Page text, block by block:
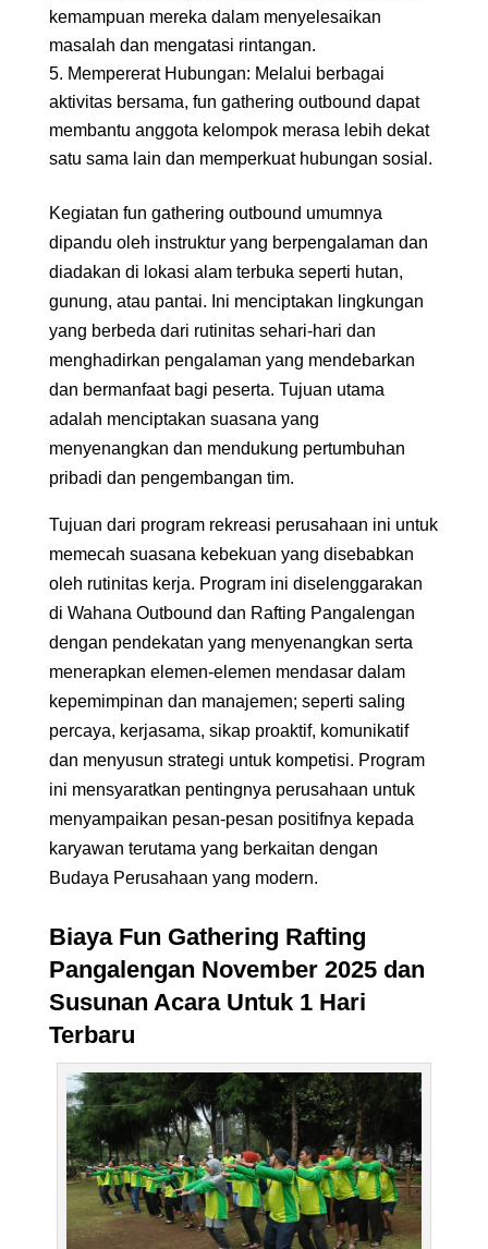
kemampuan mereka dalam menyelesaikan
masalah dan mengatasi rintangan.
Mempererat Hubungan: Melalui berbagai
aktivitas bersama, fun gathering outbound dapat
membantu anggota kelompok merasa lebih dekat
satu sama lain dan memperkuat hubungan sosial.
Kegiatan fun gathering outbound umumnya
dipandu oleh instruktur yang berpengalaman dan
diadakan di lokasi alam terbuka seperti hutan,
gunung, atau pantai. Ini menciptakan lingkungan
yang berbeda dari rutinitas sehari-hari dan
menghadirkan pengalaman yang mendebarkan
dan bermanfaat bagi peserta. Tujuan utama
adalah menciptakan suasana yang
menyenangkan dan mendukung pertumbuhan
pribadi dan pengembangan tim.
Tujuan dari program rekreasi perusahaan ini untuk
memecah suasana kebekuan yang disebabkan
oleh rutinitas kerja. Program ini diselenggarakan
di Wahana Outbound dan Rafting Pangalengan
dengan pendekatan yang menyenangkan serta
menerapkan elemen-elemen mendasar dalam
kepemimpinan dan manajemen; seperti saling
percaya, kerjasama, sikap proaktif, komunikatif
dan menyusun strategi untuk kompetisi. Program
ini mensyaratkan pentingnya perusahaan untuk
menyampaikan pesan-pesan positifnya kepada
karyawan terutama yang berkaitan dengan
Budaya Perusahaan yang modern.
Biaya Fun Gathering Rafting
Pangalengan November 2025 dan
Susunan Acara Untuk 1 Hari
Terbaru